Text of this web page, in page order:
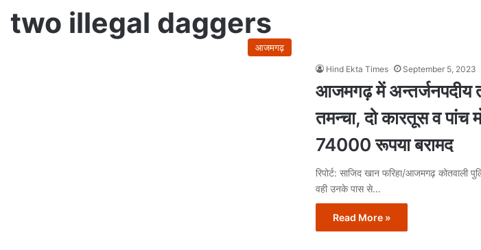
two illegal daggers
आजमगढ़
Hind Ekta Times September 5, 2023
आजमगढ़ में अन्तर्जनपदीय
तमन्चा, दो कारतूस व पांच
74000 रूपया बरामद
रिपोर्ट: साजिद खान फरिहा/आजमगढ़ कोतवाली
वही उनके पास से…
Read More »